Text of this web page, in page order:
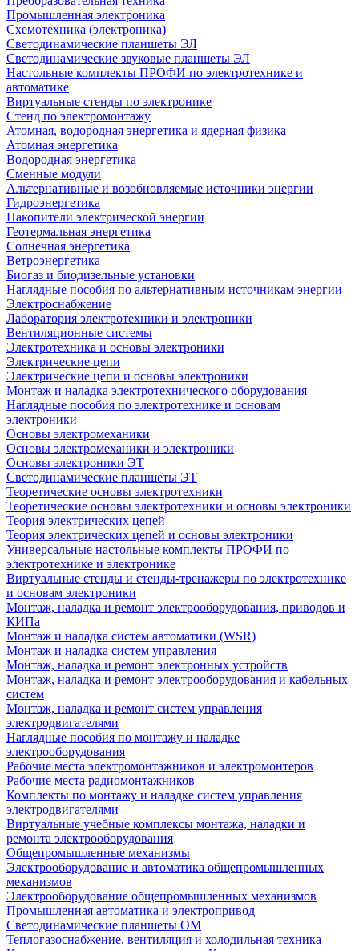
Промышленная электроника
Схемотехника (электроника)
Светодинамические планшеты ЭЛ
Светодинамические звуковые планшеты ЭЛ
Настольные комплекты ПРОФИ по электротехнике и
автоматике
Виртуальные стенды по электронике
Стенд по электромонтажу
Атомная, водородная энергетика и ядерная физика
Атомная энергетика
Водородная энергетика
Сменные модули
Альтернативные и возобновляемые источники энергии
Гидроэнергетика
Накопители электрической энергии
Геотермальная энергетика
Солнечная энергетика
Ветроэнергетика
Биогаз и биодизельные установки
Наглядные пособия по альтернативным источникам энергии
Электроснабжение
Лаборатория электротехники и электроники
Вентиляционные системы
Электротехника и основы электроники
Электрические цепи
Электрические цепи и основы электроники
Монтаж и наладка электротехнического оборудования
Наглядные пособия по электротехнике и основам
электроники
Основы электромеханики
Основы электромеханики и электроники
Основы электроники ЭТ
Светодинамические планшеты ЭТ
Теоретические основы электротехники
Теоретические основы электротехники и основы электроники
Теория электрических цепей
Теория электрических цепей и основы электроники
Универсальные настольные комплекты ПРОФИ по
электротехнике и электронике
Виртуальные стенды и стенды-тренажеры по электротехнике
и основам электроники
Монтаж, наладка и ремонт электрооборудования, приводов и
КИПа
Монтаж и наладка систем автоматики (WSR)
Монтаж и наладка систем управления
Монтаж, наладка и ремонт электронных устройств
Монтаж, наладка и ремонт электрооборудования и кабельных
систем
Монтаж, наладка и ремонт систем управления
электродвигателями
Наглядные пособия по монтажу и наладке
электрооборудования
Рабочие места электромонтажников и электромонтеров
Рабочие места радиомонтажников
Комплекты по монтажу и наладке систем управления
электродвигателями
Виртуальные учебные комплексы монтажа, наладки и
ремонта электрооборудования
Общепромышленные механизмы
Электрооборудование и автоматика общепромышленных
механизмов
Электрооборудование общепромышленных механизмов
Промышленная автоматика и электропривод
Светодинамические планшеты ОМ
Теплогазоснабжение, вентиляция и холодильная техника